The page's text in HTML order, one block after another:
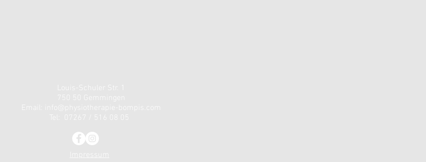
Louis-Schuler Str. 1
Email:
Tel: 07267 / 516 08 05
Impressum